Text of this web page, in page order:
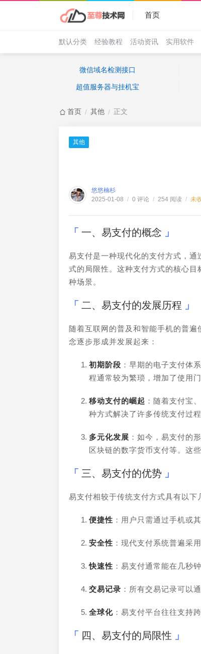
首页
默认分类 经验教程 活动资讯 实用软件
微信域名检测接口
超值服务器与挂机宝
首页 / 其他 / 正文
其他
悠悠楠杉
2025-01-08 / 0 评论 / 254 阅读 / 未
一、易支付的概念
易支付是一种现代化的支付方式，
式的局限性。这种支付方式的核心
种场景。
二、易支付的发展历程
随着互联网的普及和智能手机的普
念逐步形成并发展起来：
初期阶段 ：早期的电子支付体
程通常较为繁琐，增加了使用门
移动支付的崛起 ：随着支付宝
种方式解决了许多传统支付过
多元化发展 ：如今，易支付的
区块链的数字货币支付等。这
三、易支付的优势
易支付相较于传统支付方式具有以下
便捷性 ：用户只需通过手机或
安全性 ：现代支付系统普遍采
快速性 ：易支付通常能在几秒
交易记录 ：所有交易记录可以
全球化 ：易支付平台往往支持
四、易支付的局限性